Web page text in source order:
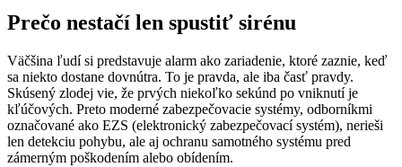
Prečo nestačí len spustiť sirénu
Väčšina ľudí si predstavuje alarm ako zariadenie, ktoré zaznie, keď
sa niekto dostane dovnútra. To je pravda, ale iba časť pravdy.
Skúsený zlodej vie, že prvých niekoľko sekúnd po vniknutí je
kľúčových. Preto moderné zabezpečovacie systémy, odborníkmi
označované ako EZS (elektronický zabezpečovací systém), nerieši
len detekciu pohybu, ale aj ochranu samotného systému pred
zámerným poškodením alebo obídením.